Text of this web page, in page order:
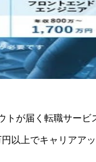
トが届く 転職サービ
以上でキャリアア